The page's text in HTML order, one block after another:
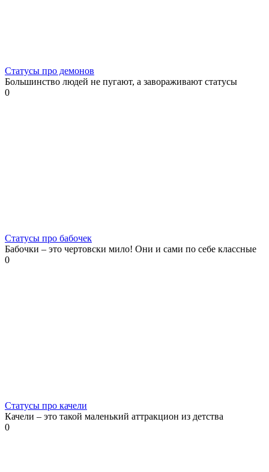
Статусы про демонов
Большинство людей не пугают, а завораживают статусы
0
Статусы про бабочек
Бабочки – это чертовски мило! Они и сами по себе классные
0
Статусы про качели
Качели – это такой маленький аттракцион из детства
0